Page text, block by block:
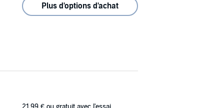
Plus d'options d'achat